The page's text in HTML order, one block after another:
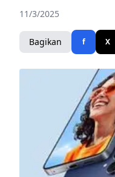
11/3/2025
Bagikan f X